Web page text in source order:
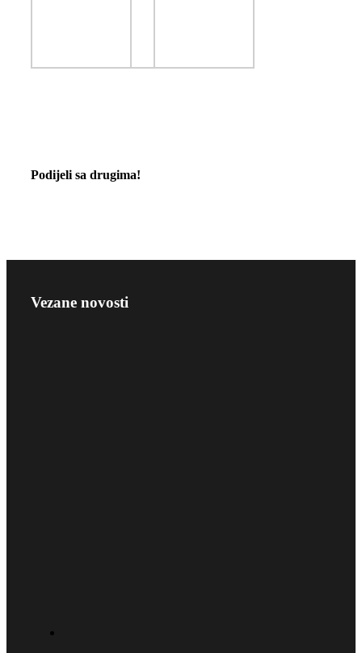
Podijeli sa drugima!
Vezane novosti